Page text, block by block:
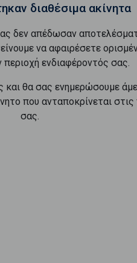
διαθέσιμα ακίνητα
δεν απέδωσαν
να αφαιρέσετε
περιοχή ενδιαφέροντός σας.
και θα σας ενημερώσουμε
που ανταποκρίνεται στις
σας.